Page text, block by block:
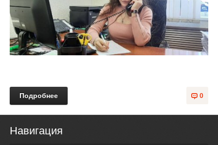
0
Подробнее
Навигация